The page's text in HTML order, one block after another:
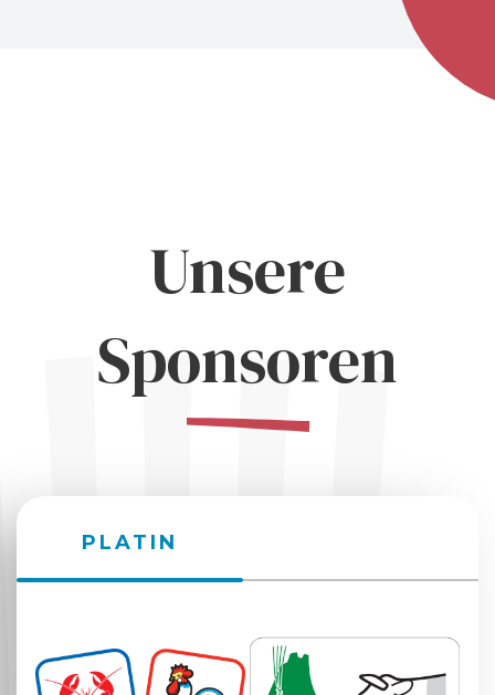
Unsere
Sponsoren
PLATIN